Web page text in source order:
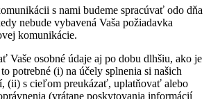
s nami budeme spracúvať odo dňa
nebude vybavená Vaša požiadavka
komunikácie.
Vaše osobné údaje aj po dobu dlhšiu, ako je
potrebné (i) na účely splnenia si našich
(ii) s cieľom preukázať, uplatňovať alebo
(vrátane poskytovania informácií